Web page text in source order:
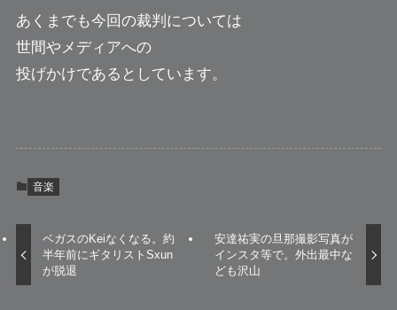
あくまでも今回の裁判については
世間やメディアへの
投げかけであるとしています。
音楽
ベガスのKeiなくなる。約
半年前にギタリストSxun
が脱退
安達祐実の旦那撮影写真が
インスタ等で。外出最中な
ども沢山